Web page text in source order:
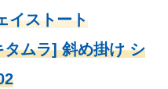
イストート
タムラ] 斜め掛け シ